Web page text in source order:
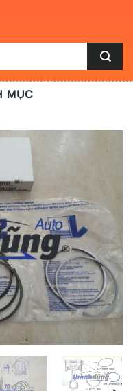
MỤC